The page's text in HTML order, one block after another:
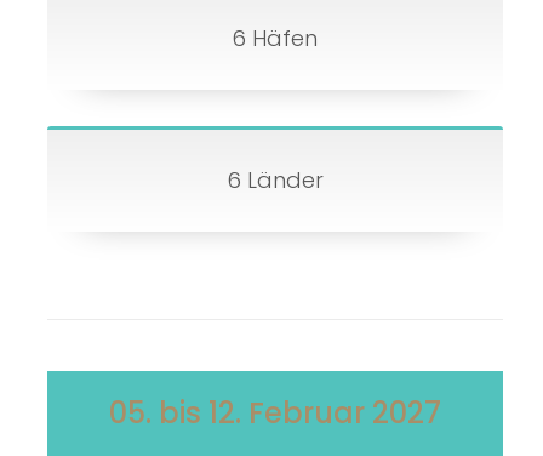
6 Häfen
6 Länder
05. bis 12. Februar 2027